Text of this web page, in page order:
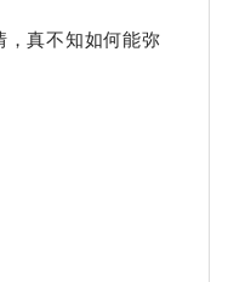
，真不知如何能弥